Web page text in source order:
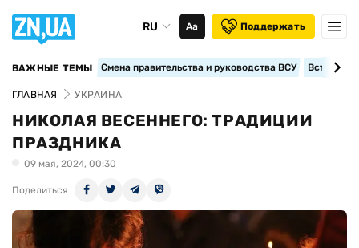
RU Аа Поддержать
ВАЖНЫЕ ТЕМЫ Смена правительства и руководства ВСУ
ГЛАВНАЯ УКРАИНА
НИКОЛАЯ ВЕСЕННЕГО: ТРАДИЦИИ
ПРАЗДНИКА
09 мая, 2024, 00:30
Поделиться